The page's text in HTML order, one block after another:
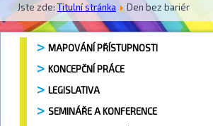
Jste zde: Titulní stránka Den bez bariér
MAPOVÁNÍ PŘÍSTUPNOSTI
KONCEPČNÍ PRÁCE
LEGISLATIVA
SEMINÁŘE A KONFERENCE